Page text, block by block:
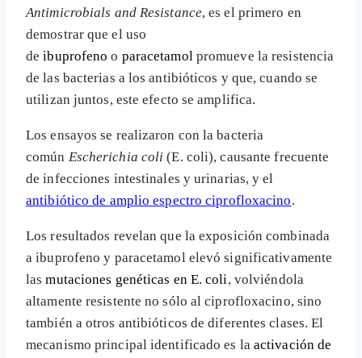
Antimicrobials and Resistance, es el primero en
demostrar que el uso
deibuprofeno o paracetamolpromueve la resistencia
de las bacterias a los antibióticos y que, cuando se
utilizan juntos, este efecto se amplifica.
Los ensayos se realizaron con la bacteria
común Escherichia coli (E. coli), causante frecuente
de infecciones intestinales y urinarias, y el
antibiótico de amplio espectro ciprofloxacino.
Los resultados revelan que la exposición combinada
a ibuprofeno y paracetamol elevó significativamente
lasmutaciones genéticas en E. coli, volviéndola
altamente resistente no sólo al ciprofloxacino, sino
también a otros antibióticos de diferentes clases. El
mecanismo principal identificado es la activación de